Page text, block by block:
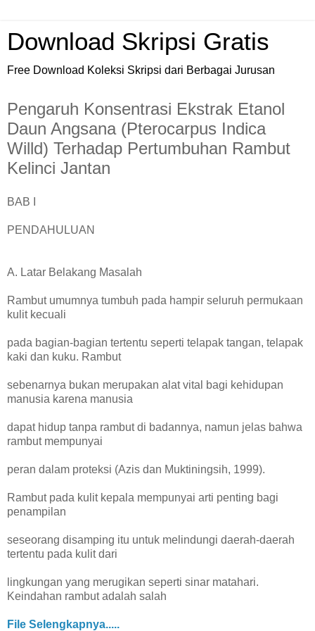
Download Skripsi Gratis
Free Download Koleksi Skripsi dari Berbagai Jurusan
Pengaruh Konsentrasi Ekstrak Etanol
Daun Angsana (Pterocarpus Indica
Willd) Terhadap Pertumbuhan Rambut
Kelinci Jantan
BAB I
PENDAHULUAN
A. Latar Belakang Masalah
Rambut umumnya tumbuh pada hampir seluruh permukaan
kulit kecuali
pada bagian-bagian tertentu seperti telapak tangan, telapak
kaki dan kuku. Rambut
sebenarnya bukan merupakan alat vital bagi kehidupan
manusia karena manusia
dapat hidup tanpa rambut di badannya, namun jelas bahwa
rambut mempunyai
peran dalam proteksi (Azis dan Muktiningsih, 1999).
Rambut pada kulit kepala mempunyai arti penting bagi
penampilan
seseorang disamping itu untuk melindungi daerah-daerah
tertentu pada kulit dari
lingkungan yang merugikan seperti sinar matahari.
Keindahan rambut adalah salah
satu faktor yang menunjang kecantikan seseorang secara
File Selengkapnya.....